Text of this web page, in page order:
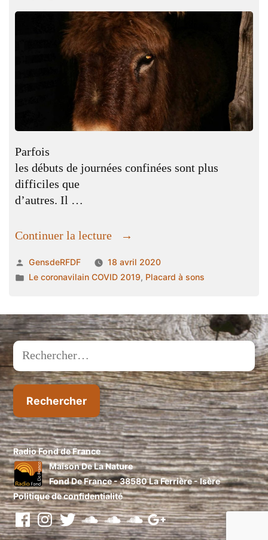
Parfois
les débuts de journées confinées sont plus
difficiles que
d’autres. Il …
Continuer la lecture
« Un
d’argile
abandonné,
voyages
interdits
rebetiko ! »
Publié
par
GensdeRFDF
18 avril 2020
Publié
Le coronavilain COVID 2019, Placard à sons
Rechercher :
Radio Fond de France
Maison De La Nature
Fond De France - 38580 La Ferrière - Isère
Politique de confidentialité
facebookinstragram
twittersoundcloud
soundcloud
soundcloud
Google+